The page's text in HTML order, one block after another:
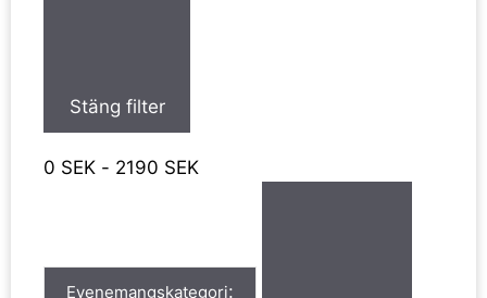
Stäng filter
0 SEK - 2190 SEK
Evenemangskategori: